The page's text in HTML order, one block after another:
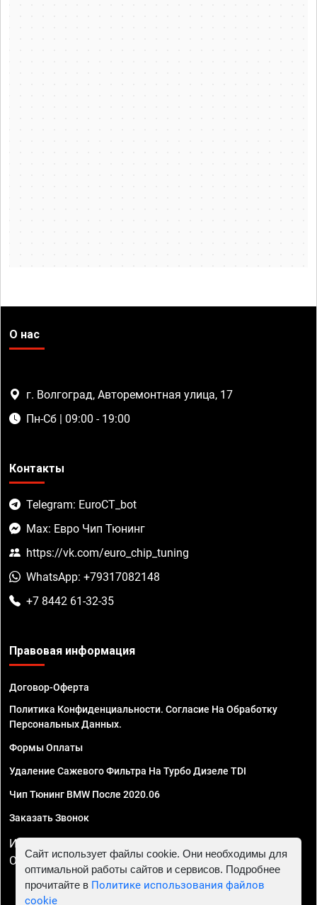
О нас
г. Волгоград, Авторемонтная улица, 17
Пн-Сб | 09:00 - 19:00
Контакты
Telegram: EuroCT_bot
Max: Евро Чип Тюнинг
https://vk.com/euro_chip_tuning
WhatsApp: +79317082148
+7 8442 61-32-35
Правовая информация
Договор-Оферта
Политика Конфиденциальности. Согласие На Обработку
Персональных Данных.
Формы Оплаты
Удаление Сажевого Фильтра На Турбо Дизеле TDI
Чип Тюнинг BMW После 2020.06
Заказать Звонок
ИП Смирнов Георгий Павлович. ИНН 781302555843,
ОГРНИП 324470400032610
Сайт использует файлы cookie. Они необходимы для
оптимальной работы сайтов и сервисов. Подробнее
прочитайте в Политике использования файлов
cookie